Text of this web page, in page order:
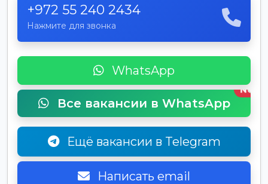
+972 55 240 2434
Нажмите для звонка
WhatsApp
Все вакансии в WhatsApp
New
Ещё вакансии в Telegram
Написать email